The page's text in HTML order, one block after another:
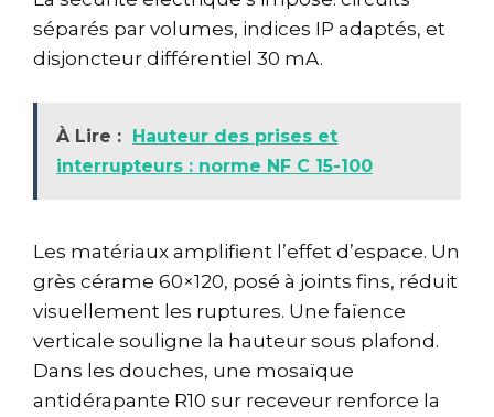
séparés par volumes, indices IP adaptés, et
disjoncteur différentiel 30 mA.
À Lire : Hauteur des prises et
interrupteurs : norme NF C 15-100
Les matériaux amplifient l’effet d’espace. Un
grès cérame 60×120, posé à joints fins, réduit
visuellement les ruptures. Une faïence
verticale souligne la hauteur sous plafond.
Dans les douches, une mosaïque
antidérapante R10 sur receveur renforce la